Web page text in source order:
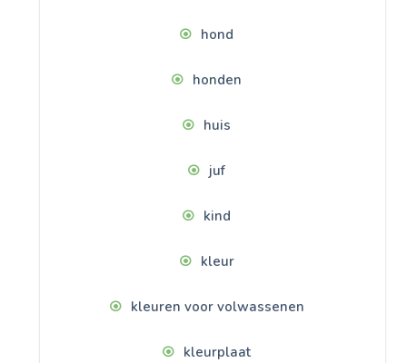
hond
honden
huis
juf
kind
kleur
kleuren voor volwassenen
kleurplaat